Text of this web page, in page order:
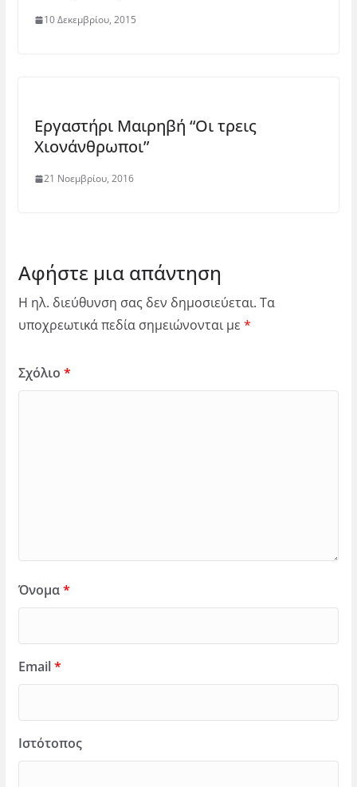
10 Δεκεμβρίου, 2015
Εργαστήρι Μαιρηβή “Οι τρεις
Χιονάνθρωποι”
21 Νοεμβρίου, 2016
Αφήστε μια απάντηση
Η ηλ. διεύθυνση σας δεν δημοσιεύεται. Τα
υποχρεωτικά πεδία σημειώνονται με *
Σχόλιο *
Όνομα*
Email*
Ιστότοπος